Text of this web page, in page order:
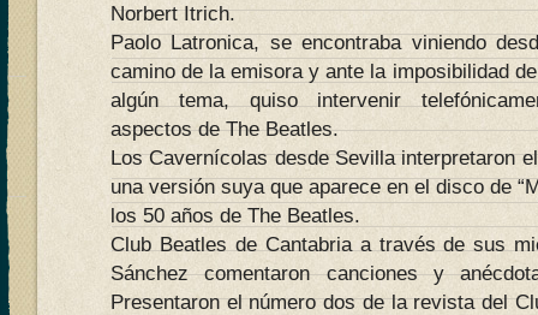
Norbert Itrich.
Paolo Latronica, se encontraba viniendo
camino de la emisora y ante la imposibilidad
algún tema, quiso intervenir
aspectos de The Beatles.
Los Cavernícolas desde Sevilla interpretaron
una versión suya que aparece en el disco de
los 50 años de The Beatles.
Club Beatles de Cantabria a través de sus
Sánchez comentaron canciones y
Presentaron el número dos de la revista del